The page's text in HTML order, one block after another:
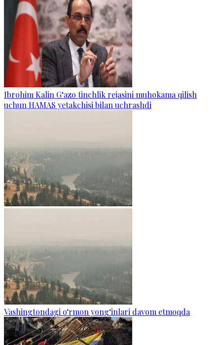
Ibrohim Kalin G‘azo tinchlik rejasini muhokama qilish
uchun HAMAS yetakchisi bilan uchrashdi
Vashingtondagi o‘rmon yong‘inlari davom etmoqda